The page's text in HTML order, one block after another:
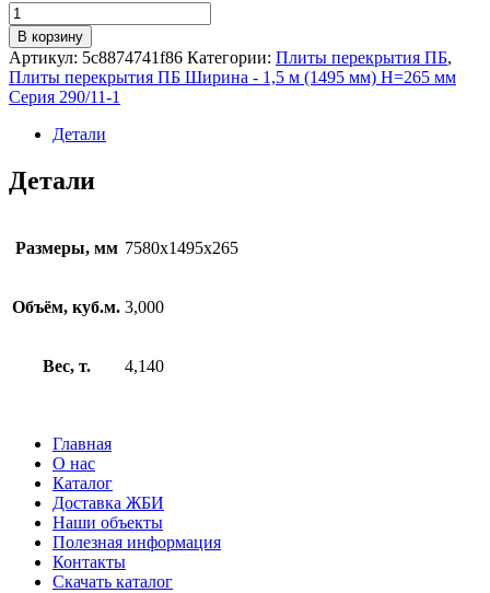
Количество
товара
2
ПБ
76-
15-
В корзину
Артикул: 5c8874741f86 Категории: Плиты перекрытия ПБ,
Плиты перекрытия ПБ Ширина - 1,5 м (1495 мм) H=265 мм
Серия 290/11-1
Детали
Детали
Размеры, мм 7580х1495х265
Объём, куб.м. 3,000
Вес, т. 4,140
Главная
О нас
Каталог
Доставка ЖБИ
Наши объекты
Полезная информация
Контакты
Скачать каталог